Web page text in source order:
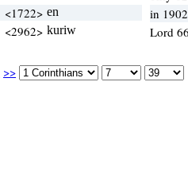
>>
<1722> en
in
<2962> kuriw Lord